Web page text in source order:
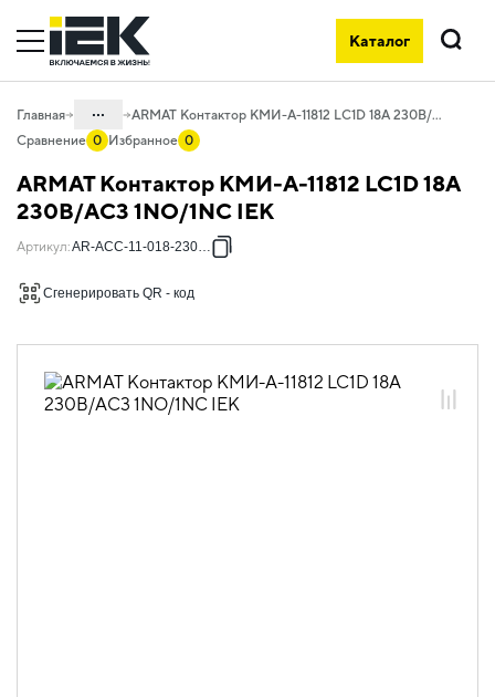
Каталог
Поиск
Главная ...
07. Оборудование коммутационное и
устройства управления
07.01.01 Контакторы ARMAT
ARMAT Контактор КМИ-А-11812 LC1D 18А 230В/АС3 1NO/1NC IEK
Сравнение 0 Избранное 0
ARMAT Контактор КМИ-А-11812 LC1D 18А
230В/АС3 1NO/1NC IEK
Артикул:AR-ACC-11-018-230-11
Сгенерировать QR - код